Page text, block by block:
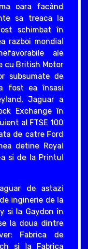
oara facând
sa treaca la
schimbat în
razboi mondial
ale
cu British Motor
subsumate de
fost ea însasi
Jaguar a
Exchange în
al FTSE 100
de catre Ford
detine Royal
si de la Printul
de astazi
inginerie de la
si la Gaydon în
la doua dintre
Fabrica de
si la Fabrica